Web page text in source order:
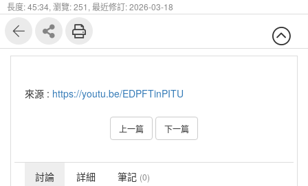
長度: 45:34, 瀏覽: 251, 最近修訂: 2026-03-18
來源 : https://youtu.be/EDPFTinPITU
上一篇 下一篇
討論 詳細 筆記 (0)